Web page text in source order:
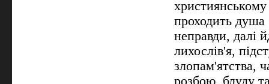
проходить душа
неправди, далі
лихослів'я,
злопам'ятства,
розбою, блуду